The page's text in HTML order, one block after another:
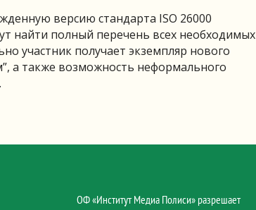
версию стандарта ISO 26000
найти полный перечень всех необходимых
участник получает экземпляр нового
а также возможность неформального
ОФ «Институт Медиа Полиси» разрешает